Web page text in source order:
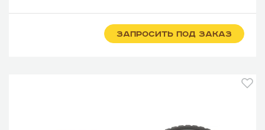
ЗАПРОСИТЬ ПОД ЗАКАЗ